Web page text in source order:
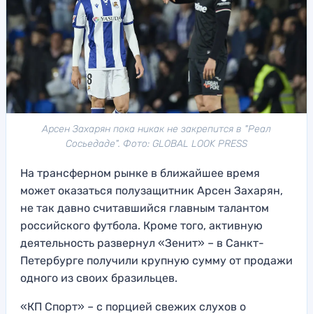
Арсен Захарян пока никак не закрепится в "Реал
Сосьедаде". Фото: GLOBAL LOOK PRESS
На трансферном рынке в ближайшее время
может оказаться полузащитник Арсен Захарян,
не так давно считавшийся главным талантом
российского футбола. Кроме того, активную
деятельность развернул «Зенит» – в Санкт-
Петербурге получили крупную сумму от продажи
одного из своих бразильцев.
«КП Спорт» – с порцией свежих слухов о